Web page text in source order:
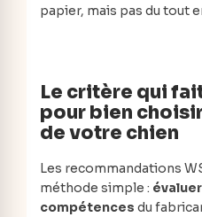
papier, mais pas du tout
Le critère qui
pour bien
de votre chien
Les recommandations
méthode simple :
compétences du